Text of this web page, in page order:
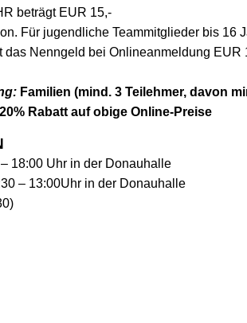
beträgt EUR 15,-
Für jugendliche Teammitglieder bis 16
das Nenngeld bei Onlineanmeldung EUR
Familien (mind. 3 Teilehmer, davon
Rabatt auf obige Online-Preise
18:00 Uhr in der Donauhalle
– 13:00Uhr in der Donauhalle